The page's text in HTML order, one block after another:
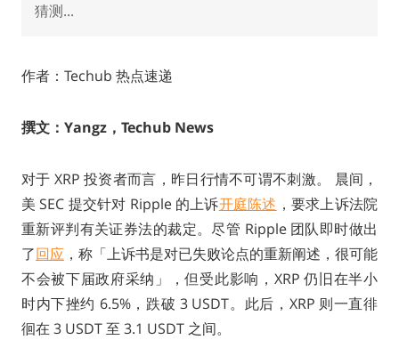
猜测...
作者：Techub 热点速递
撰文：Yangz，Techub News
对于 XRP 投资者而言，昨日行情不可谓不刺激。 晨间，
美 SEC 提交针对 Ripple 的上诉开庭陈述 ，要求上诉法院
重新评判有关证券法的裁定。尽管 Ripple 团队即时做出
了回应，称「上诉书是对已失败论点的重新阐述，很可能
不会被下届政府采纳」，但受此影响，XRP 仍旧在半小
时内下挫约 6.5%，跌破 3 USDT。此后，XRP 则一直徘
徊在 3 USDT 至 3.1 USDT 之间。